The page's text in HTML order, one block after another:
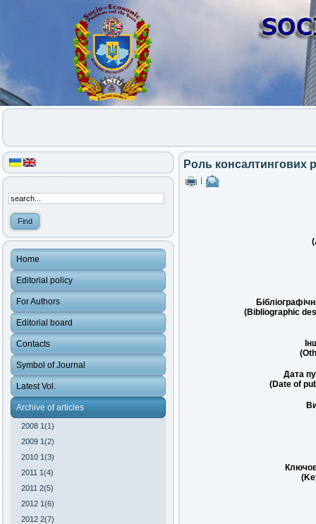
Home
Editorial policy
For Authors
Editorial board
Contacts
Symbol of Journal
Latest Vol.
Archive of articles
2008 1(1)
2009 1(2)
2010 1(3)
2011 1(4)
2011 2(5)
2012 1(6)
2012 2(7)
Роль консалтингових
(Bibliographic
Дата
(Date of